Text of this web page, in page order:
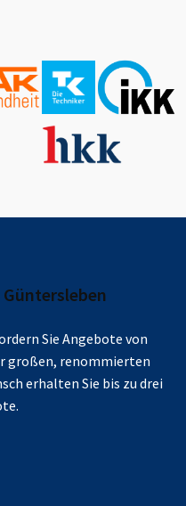
Güntersleben
Sie Angebote von
großen, renommierten
erhalten Sie bis zu drei